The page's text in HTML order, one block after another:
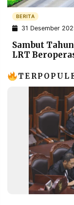
INFORMASI
IKLAN
PENGADUAN
IKUTI
RESOLUSI
BERITA
31 Desember
Sambut
LRT